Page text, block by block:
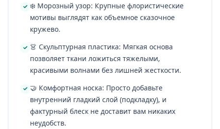
❄️ Морозный узор: Крупные флористические
мотивы выглядят как объемное сказочное
кружево.
👗 Скульптурная пластика: Мягкая основа
позволяет ткани ложиться тяжелыми,
красивыми волнами без лишней жесткости.
🤝 Комфортная носка: Просто добавьте
внутренний гладкий слой (подкладку), и
фактурный блеск не доставит вам никаких
неудобств.